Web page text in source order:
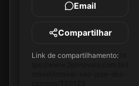
Email
Compartilhar
Link de compartilhamento: